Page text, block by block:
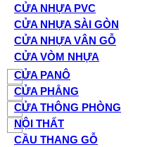
CỬA NHỰA PVC
CỬA NHỰA SÀI GÒN
CỬA NHỰA VÂN GỖ
CỬA VÒM NHỰA
CỬA PANÔ
CỬA PHẲNG
CỬA THÔNG PHÒNG
NỘI THẤT
CẦU THANG GỖ